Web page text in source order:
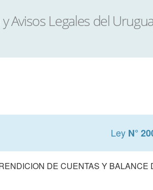
Ley N°
DE CUENTAS Y